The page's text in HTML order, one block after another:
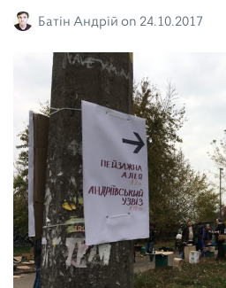
Батін Андрій on 24.10.2017